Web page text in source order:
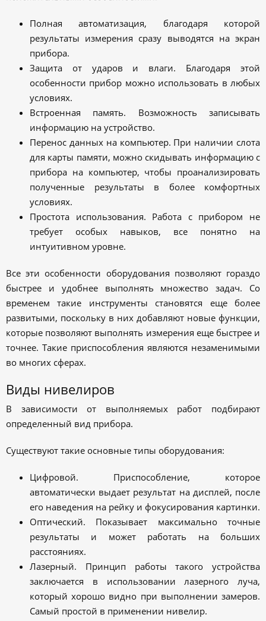
Полная автоматизация, благодаря которой
результаты измерения сразу выводятся на экран
прибора.
Защита от ударов и влаги. Благодаря этой
особенности прибор можно использовать в любых
условиях.
Встроенная память. Возможность записывать
информацию на устройство.
Перенос данных на компьютер. При наличии слота
для карты памяти, можно скидывать информацию с
прибора на компьютер, чтобы проанализировать
полученные результаты в более комфортных
условиях.
Простота использования. Работа с прибором не
требует особых навыков, все понятно на
интуитивном уровне.
Все эти особенности оборудования позволяют гораздо
быстрее и удобнее выполнять множество задач. Со
временем такие инструменты становятся еще более
развитыми, поскольку в них добавляют новые функции,
которые позволяют выполнять измерения еще быстрее и
точнее. Такие приспособления являются незаменимыми
во многих сферах.
Виды нивелиров
В зависимости от выполняемых работ подбирают
определенный вид прибора.
Существуют такие основные типы оборудования:
Цифровой. Приспособление, которое
автоматически выдает результат на дисплей, после
его наведения на рейку и фокусирования картинки.
Оптический. Показывает максимально точные
результаты и может работать на больших
расстояниях.
Лазерный. Принцип работы такого устройства
заключается в использовании лазерного луча,
который хорошо видно при выполнении замеров.
Самый простой в применении нивелир.